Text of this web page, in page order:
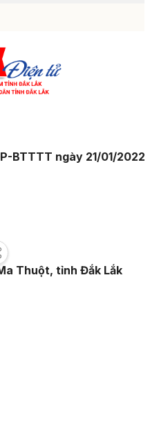
BTTTT ngày 21/01/2022
Thuột, tỉnh Đắk Lắk